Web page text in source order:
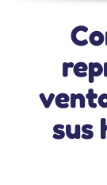
sus